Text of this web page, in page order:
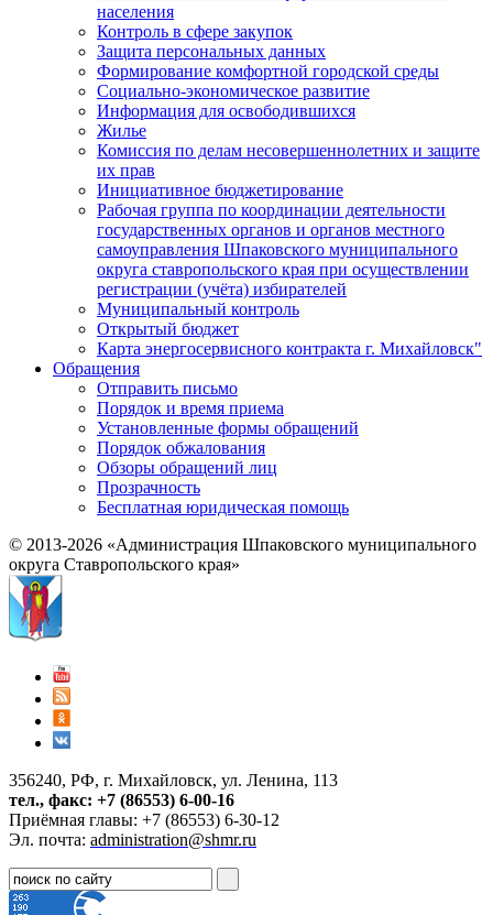
населения
Контроль в сфере закупок
Защита персональных данных
Формирование комфортной городской среды
Социально-экономическое развитие
Информация для освободившихся
Жилье
Комиссия по делам несовершеннолетних и защите
их прав
Инициативное бюджетирование
Рабочая группа по координации деятельности
государственных органов и органов местного
самоуправления Шпаковского муниципального
округа ставропольского края при осуществлении
регистрации (учёта) избирателей
Муниципальный контроль
Открытый бюджет
Карта энергосервисного контракта г. Михайловск"
Обращения
Отправить письмо
Порядок и время приема
Установленные формы обращений
Порядок обжалования
Обзоры обращений лиц
Прозрачность
Бесплатная юридическая помощь
© 2013-2026 «Администрация Шпаковского муниципального
округа Ставропольского края»
356240, РФ, г. Михайловск, ул. Ленина, 113
тел., факс: +7 (86553) 6-00-16
Приёмная главы: +7 (86553) 6-30-12
Эл. почта: administration@shmr.ru